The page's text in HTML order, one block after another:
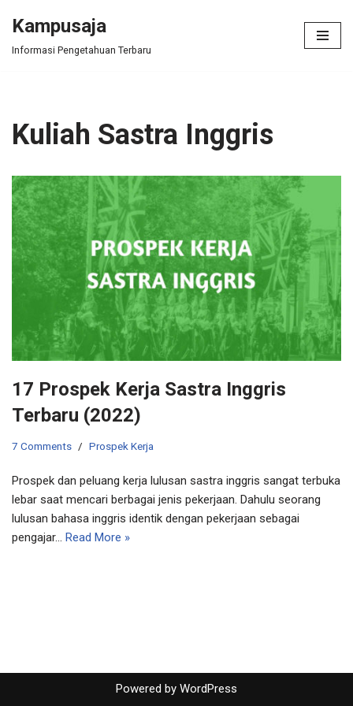
Skip
Kampusaja
Informasi Pengetahuan Terbaru
Kuliah Sastra Inggris
17 Prospek Kerja Sastra Inggris
Terbaru (2022)
7 Comments Prospek Kerja
Prospek dan peluang kerja lulusan sastra inggris sangat terbuka
lebar saat mencari berbagai jenis pekerjaan. Dahulu seorang
lulusan bahasa inggris identik dengan pekerjaan sebagai
pengajar… Read More »
Powered by WordPress